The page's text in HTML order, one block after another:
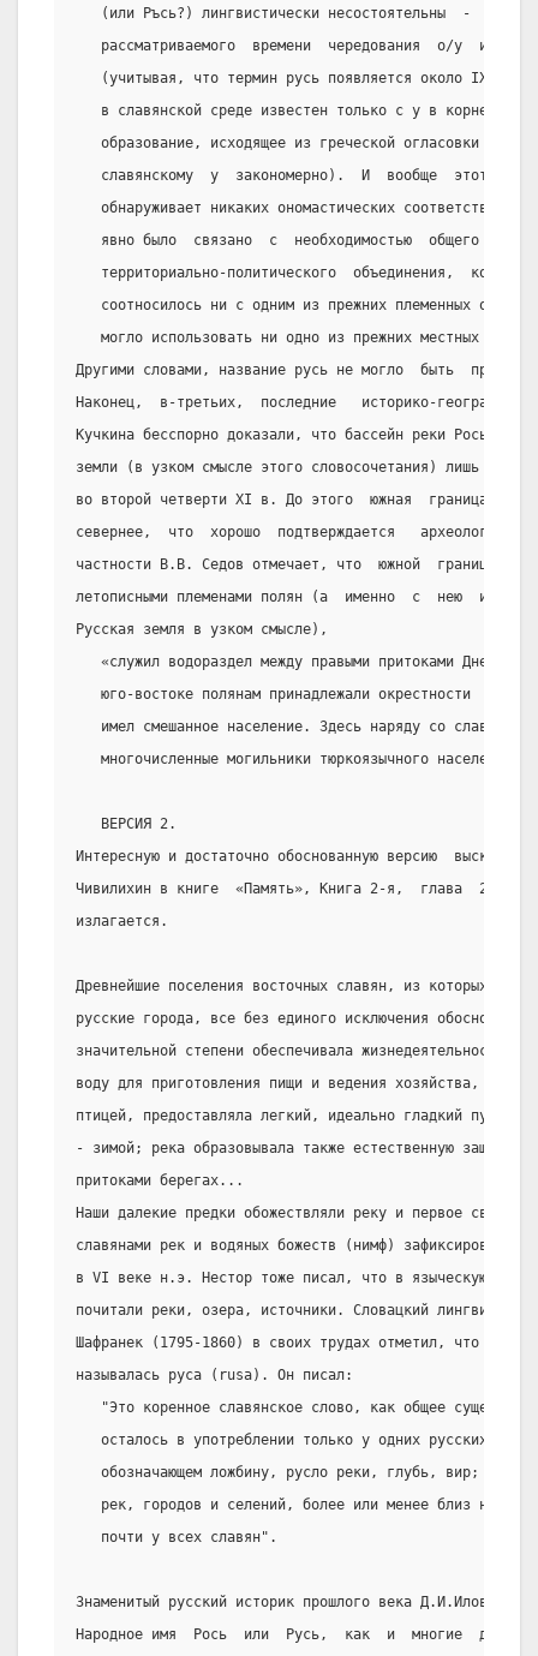
(или Ръсь?) лингвистически несостоятельны  -  для
рассматриваемого  времени  чередования  о/у  и
(учитывая, что термин русь появляется около IX
в славянской среде известен только с у в корне.
образование, исходящее из греческой огласовки ‘???,
славянскому  у  закономерно).  И  вообще  этот
обнаруживает никаких ономастических соответствий, и
явно было  связано  с  необходимостью  общего
территориально-политического  объединения,  которое
соотносилось ни с одним из прежних племенных
могло использовать ни одно из прежних местных
Другими словами, название русь не могло  быть
Наконец,  в-третьих,  последние   историко-
Кучкина бесспорно доказали, что бассейн реки Рось
земли (в узком смысле этого словосочетания) лишь при
во второй четверти XI в. До этого  южная  граница
севернее,  что  хорошо  подтверждается
частности В.В. Седов отмечает, что  южной  границей
летописными племенами полян (а  именно  с  нею
Русская земля в узком смысле),
«служил водораздел между правыми притоками Днепра -
юго-востоке полянам принадлежали окрестности
имел смешанное население. Здесь наряду со
   многочисленные могильники тюркоязычного населения».
   ВЕРСИЯ 2.
Интересную и достаточно обоснованную версию
Чивилихин в книге  «Память», Книга 2-я,  глава  28,
излагается.
Древнейшие поселения восточных славян, из которых
русские города, все без единого исключения
значительной степени обеспечивала жизнедеятельность
воду для приготовления пищи и ведения хозяйства,
птицей, предоставляла легкий, идеально гладкий путь
- зимой; река образовывала также естественную защиту
притоками берегах...
Наши далекие предки обожествляли реку и первое
славянами рек и водяных божеств (нимф) зафиксировано у
в VI веке н.э. Нестор тоже писал, что в языческую
почитали реки, озера, источники. Словацкий лингвист и
Шафранек (1795-1860) в своих трудах отметил, что в
называлась руса (rusa). Он писал:
"Это коренное славянское слово, как общее
осталось в употреблении только у одних русских в
обозначающем ложбину, русло реки, глубь, вир; но
рек, городов и селений, более или менее близ них
   почти у всех славян".
Знаменитый русский историк прошлого века
Народное имя  Рось  или  Русь,  как  и  многие